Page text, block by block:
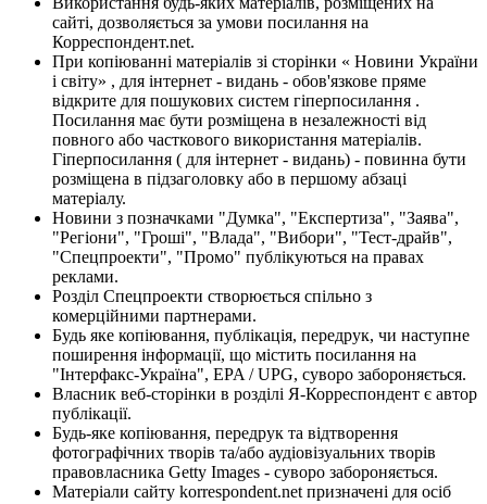
сайті, дозволяється за умови посилання на
Корреспондент.net.
При копіюванні матеріалів зі сторінки « Новини України
і світу» , для інтернет - видань - обов'язкове пряме
відкрите для пошукових систем гіперпосилання .
Посилання має бути розміщена в незалежності від
повного або часткового використання матеріалів.
Гіперпосилання ( для інтернет - видань) - повинна бути
розміщена в підзаголовку або в першому абзаці
матеріалу.
Новини з позначками "Думка", "Експертиза", "Заява",
"Регіони", "Гроші", "Влада", "Вибори", "Тест-драйв",
"Спецпроекти", "Промо" публікуються на правах
реклами.
Розділ Спецпроекти створюється спільно з
комерційними партнерами.
Будь яке копіювання, публікація, передрук, чи наступне
поширення інформації, що містить посилання на
"Інтерфакс-Україна", EPA / UPG, суворо забороняється.
Власник веб-сторінки в розділі Я-Корреспондент є автор
публікації.
Будь-яке копіювання, передрук та відтворення
фотографічних творів та/або аудіовізуальних творів
правовласника Getty Images - суворо забороняється.
Матеріали сайту korrespondent.net призначені для осіб